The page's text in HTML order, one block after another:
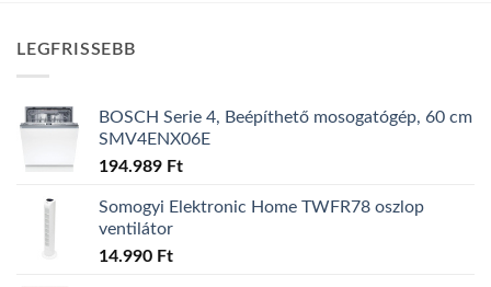
LEGFRISSEBB
BOSCH Serie 4, Beépíthető mosogatógép, 60 cm
SMV4ENX06E
194.989 Ft
Somogyi Elektronic Home TWFR78 oszlop
ventilátor
14.990 Ft